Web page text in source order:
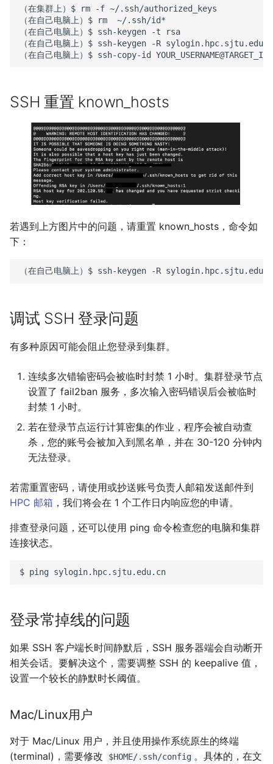
（在集群上）$ rm -f ~/.ssh/authorized_keys
（在自己电脑上）$
rm
~/.ssh/id*
（在自己电脑上）$ ssh-keygen -t
rsa
（在自己电脑上）$ ssh-keygen -R
（在自己电脑上）$ ssh-copy-id YOUR_USERNAME@TARGET_IP
SSH 重置 known_hosts
若遇到上方图片中的问题，请重置 known_hosts，命令如
下：
（在自己电脑上）$ ssh-keygen -R
调试 SSH 登录问题
有多种原因可能会阻止您登录到集群。
连续多次错输密码会被临时封禁 1 小时。集群登录节点
设置了 fail2ban 服务，多次输入密码错误后会被临时
封禁 1 小时。
若在登录节点运行计算密集的作业，程序会被自动查
杀，您的账号会被加入到黑名单，并在 30-120 分钟内
无法登录。
若需重置密码，请使用或抄送账号负责人邮箱发送邮件到
HPC 邮箱 ，我们将会在 1 个工作日内响应您的申请。
排查登录问题，还可以使用 ping 命令检查您的电脑和集群
连接状态。
$ ping
登录常掉线的问题
如果 SSH 客户端长时间静默后，SSH 服务器端会自动断开
相关会话。要解决这个，需要调整 SSH 的 keepalive 值，
设置一个较长的静默时长阈值。
Mac/Linux用户
对于 Mac/Linux 用户，并且使用操作系统原生的终端
(terminal)，需要修改
$HOME/.ssh/config 。具体的，在文